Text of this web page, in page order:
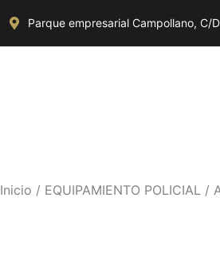
Parque empresarial Campollano, C/
Inicio / EQUIPAMIENTO POLICIAL /